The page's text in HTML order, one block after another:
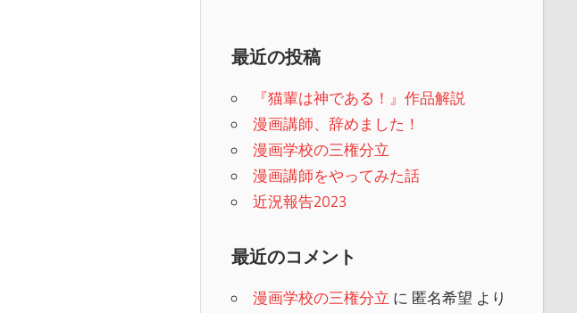
最近の投稿
『猫輩は神である！』作品解説
漫画講師、辞めました！
漫画学校の三権分立
漫画講師をやってみた話
近況報告2023
最近のコメント
漫画学校の三権分立 に 匿名希望 より